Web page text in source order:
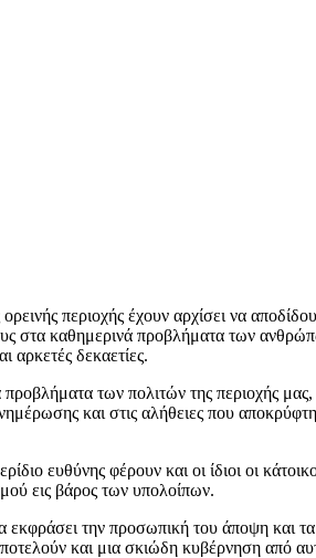
περιοχής έχουν αρχίσει να
στα καθημερινά προβλήματα των
αρκετές δεκαετίες.
των πολιτών της περιοχής μας,
και στις αλήθειες που
ευθύνης φέρουν και οι ίδιοι οι
εις βάρος των υπολοίπων.
την προσωπική του άποψη και
και μια σκιώδη κυβέρνηση από